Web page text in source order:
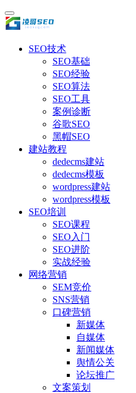
SEO技术
SEO基础
SEO经验
SEO算法
SEO工具
案例诊断
谷歌SEO
黑帽SEO
建站教程
dedecms建站
dedecms模板
wordpress建站
wordpress模板
SEO培训
SEO课程
SEO入门
SEO进阶
实战经验
网络营销
SEM竞价
SNS营销
口碑营销
新媒体
自媒体
新闻媒体
舆情公关
论坛推广
文案策划